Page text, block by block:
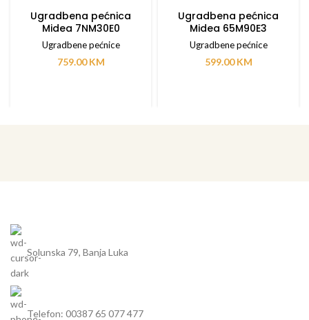
Ugradbena pećnica
Midea 7NM30E0
Ugradbene pećnice
759.00KM
Ugradbena pećnica
Midea 65M90E3
Ugradbene pećnice
599.00KM
Solunska 79, Banja Luka
Telefon: 00387 65 077 477